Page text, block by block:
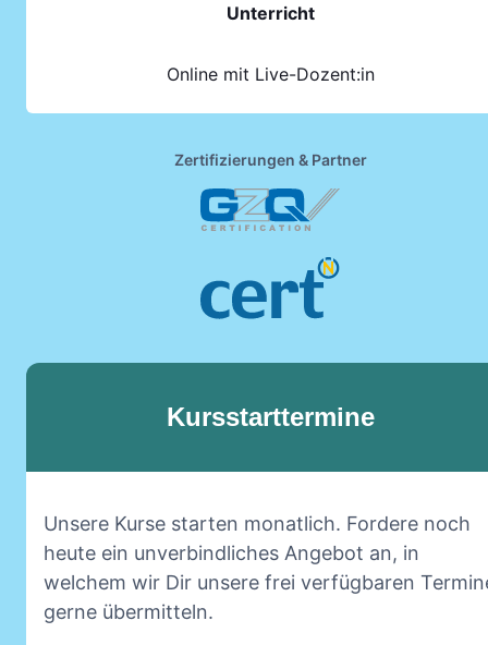
Unterricht
Online mit Live-Dozent:in
Zertifizierungen & Partner
Kursstarttermine
Unsere Kurse starten monatlich. Fordere noch
heute ein unverbindliches Angebot an, in
welchem wir Dir unsere frei verfügbaren
gerne übermitteln.